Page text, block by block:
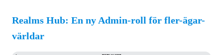
Realms Hub: En ny Admin-roll för fler-ägar-
världar